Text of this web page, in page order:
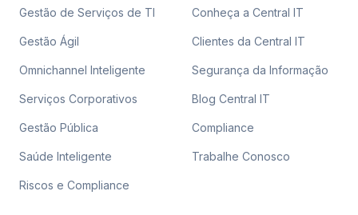
Gestão de Serviços de TI
Gestão Ágil
Omnichannel Inteligente
Serviços Corporativos
Gestão Pública
Saúde Inteligente
Riscos e Compliance
Conheça a Central IT
Clientes da Central IT
Segurança da Informação
Blog Central IT
Compliance
Trabalhe Conosco